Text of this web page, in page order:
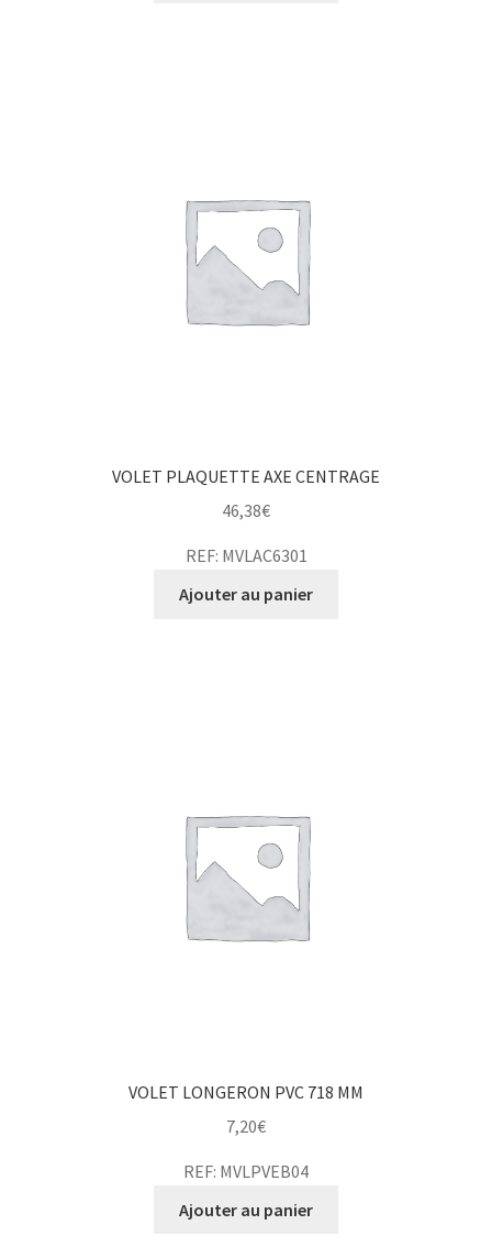
VOLET PLAQUETTE AXE CENTRAGE
46,38€
REF: MVLAC6301
Ajouter au panier
VOLET LONGERON PVC 718 MM
7,20€
REF: MVLPVEB04
Ajouter au panier